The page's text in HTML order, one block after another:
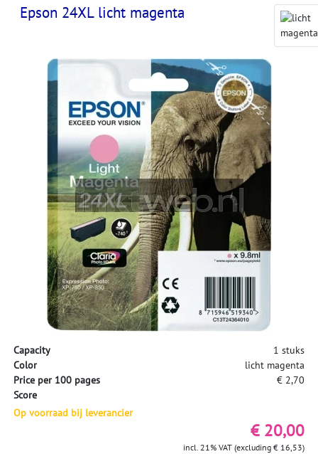
Epson 24XL licht magenta
Capacity
1 stuks
Color
licht magenta
Price per 100 pages
€ 2,70
Score
Op voorraad bij leverancier
€ 20,00
incl. 21% VAT (excluding € 16,53)